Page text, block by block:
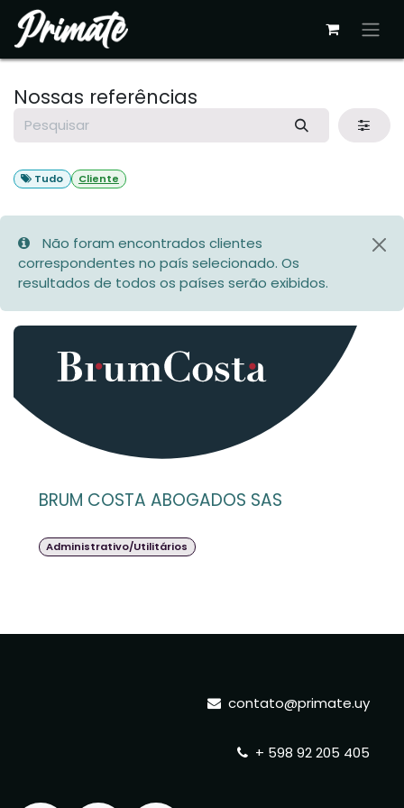
Pular para o conteúdo
Nossas referências
Tudo Cliente
Não foram encontrados clientes
correspondentes no país selecionado. Os
resultados de todos os países serão exibidos.
BRUM COSTA ABOGADOS SAS
Administrativo/Utilitários
contato@primate.uy
+ 598 92 205 405